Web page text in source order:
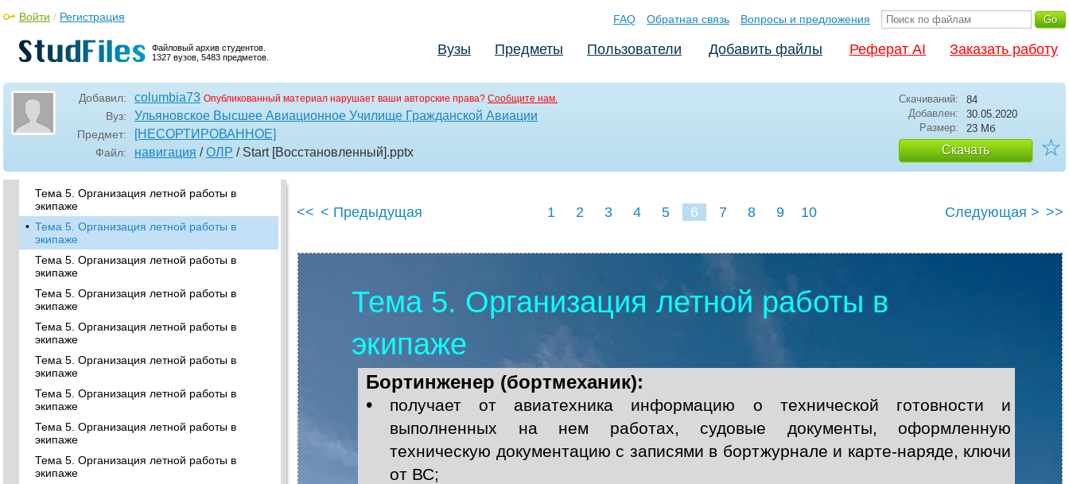
Файловый архив студентов.
1327 вузов, 5483 предметов.
Войти / Регистрация FAQ Обратная связь Вопросы и предложения
Вузы Предметы Пользователи Добавить файлы Реферат AI Заказать работу
Добавил: columbia73 Опубликованный материал нарушает ваши авторские права? Сообщите нам.
Вуз: Ульяновское Высшее Авиационное Училище Гражданской Авиации
Предмет: [НЕСОРТИРОВАННОЕ]
Файл: навигация /ОЛР / Start [Восстановленный].pptx
Скачиваний:
84
Добавлен:
30.05.2020
Размер:
23 Мб
Скачать ☆
Тема 5. Организация летной работы в
экипаже
Тема 5. Организация летной работы в
Тема 5. Организация летной работы в
экипаже
Тема 5. Организация летной работы в
экипаже
Тема 5. Организация летной работы в
экипаже
Тема 5. Организация летной работы в
экипаже
• Тема 5. Организация летной работы в
экипаже
Тема 5. Организация летной работы в
экипаже
Тема 5. Организация летной работы в
экипаже
Тема 5. Организация летной работы в
экипаже
Тема 5. Организация летной работы в
экипаже
Тема 5. Организация летной работы в
экипаже
Тема 5. Организация летной работы в
экипаже
Тема 5. Организация летной работы в
экипаже
<< < Предыдущая 1 2 3 4 5 6 7 8 9 10 Следующая > >>
Тема 5. Организация летной работы в
экипаже
Бортинженер (бортмеханик):
•
получает от авиатехника информацию о технической готовности и
выполненных на нем работах, судовые документы, оформленную
техническую документацию с записями в бортжурнале и карте-наряде, ключи
от ВС;